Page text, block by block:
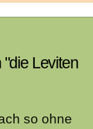
Leviten
so ohne